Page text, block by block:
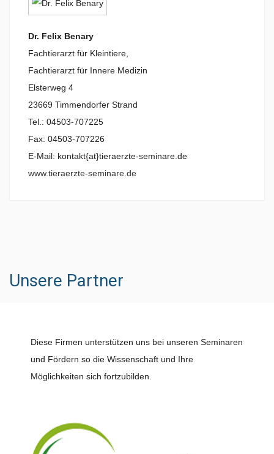
Dr. Felix Benary
Fachtierarzt für Kleintiere,
Fachtierarzt für Innere Medizin
Elsterweg 4
23669 Timmendorfer Strand
Tel.: 04503-707225
Fax: 04503-707226
E-Mail: kontakt{at}tieraerzte-seminare.de
www.tieraerzte-seminare.de
Unsere Partner
Diese Firmen unterstützen uns bei unseren Seminaren
und Fördern so die Wissenschaft und Ihre
Möglichkeiten sich fortzubilden.